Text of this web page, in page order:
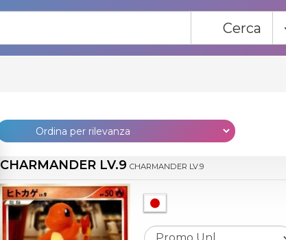
Cerca
CHARMANDER LV.9 CHARMANDER LV.9